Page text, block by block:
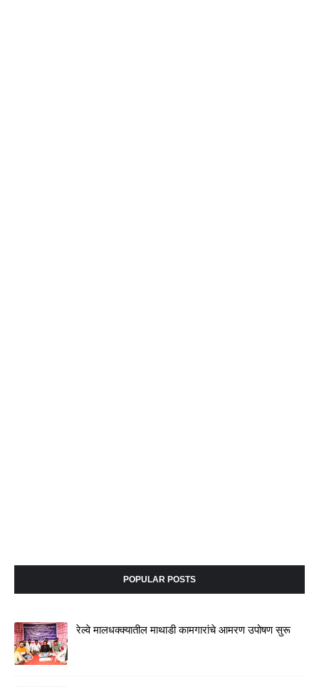
POPULAR POSTS
रेल्वे मालधक्क्यातील माथाडी कामगारांचे आमरण उपोषण सुरू